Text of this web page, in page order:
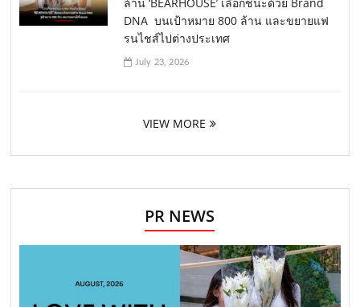
DNA บนเป้าหมาย 800 ล้าน และขยายแฟ
รนไชส์ไปต่างประเทศ
July 23, 2026
VIEW MORE
PR NEWS